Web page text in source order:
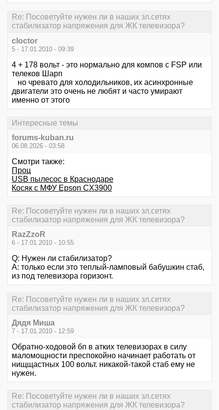
Re: Посоветуйте нужен ли в наших зл.сетях
стабилизатор напряжения для ЖК телевизора?
cloctor
5 - 17.01.2010 - 09:39
4 + 178 вольт - это нормально для компов с FSP или
телеков Шарп
но чревато для холодильников, их асинхронные
двигатели это очень не любят и часто умирают
именно от этого
Интересные темы
forums-kuban.ru
06.08.2026 - 03:58
Смотри также:
Проц
USB пылесос в Краснодаре
Косяк с МФУ Epson CX3900
Re: Посоветуйте нужен ли в наших зл.сетях
стабилизатор напряжения для ЖК телевизора?
RazZzoR
6 - 17.01.2010 - 10:55
Q: Нужен ли стабилизатор?
A: только если это теплый-ламповый бабушкин стаб,
из под телевизора горизонт.
Re: Посоветуйте нужен ли в наших зл.сетях
стабилизатор напряжения для ЖК телевизора?
Дядя Миша
7 - 17.01.2010 - 12:59
Обратно-ходовой бп в атких телевизорах в силу
маломощности преспокойно начинает работать от
нищщастных 100 вольт. никакой-такой стаб ему не
нужен.
Re: Посоветуйте нужен ли в наших зл.сетях
стабилизатор напряжения для ЖК телевизора?